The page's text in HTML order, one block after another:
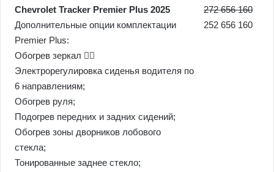
Chevrolet Tracker Premier Plus 2025
Дополнительные опции комплектации
Premier Plus:
Обогрев зеркал 🤦‍♂️
Электрорегулировка сиденья водителя по
6 направлениям;
Обогрев руля;
Подогрев передних и задних сидений;
Обогрев зоны дворников лобового
стекла;
Тонированные заднее стекло;
272 656 160
252 656 160